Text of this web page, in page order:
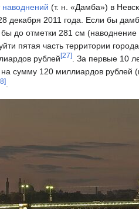
наводнений (т. н. «Дамба») в
декабря 2011 года. Если бы
бы до отметки 281 см
пятая часть территории
рублей [27]. За первые 10
сумму 120 миллиардов рублей
].